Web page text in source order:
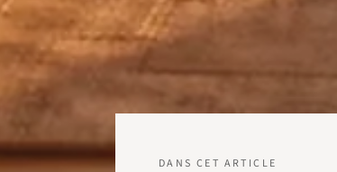
DANS CET ARTICLE